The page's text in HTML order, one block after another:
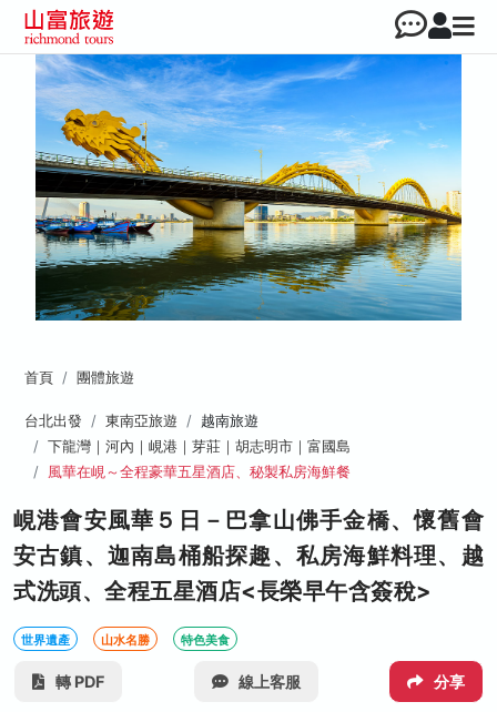
首頁 團體旅遊
台北出發 東南亞旅遊
越南旅遊
下龍灣｜河內｜峴港｜芽莊｜胡志明市｜富國島
風華在峴～全程豪華五星酒店、秘製私房海鮮餐
峴港會安風華５日－巴拿山佛手金橋、懷舊會
安古鎮、迦南島桶船探趣、私房海鮮料理、越
式洗頭、全程五星酒店<長榮早午含簽稅>
世界遺產 山水名勝 特色美食
轉 PDF 線上客服 分享